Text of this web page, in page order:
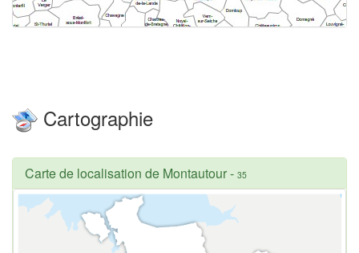
Cartographie
Carte de localisation de Montautour- 35